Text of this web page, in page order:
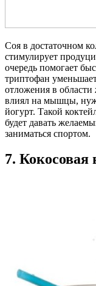
Соя в достаточном
стимулирует
очередь помогает
триптофан
отложения в
влиял на мышцы,
йогурт. Такой
будет давать
заниматься спортом.
7. Кокосовая